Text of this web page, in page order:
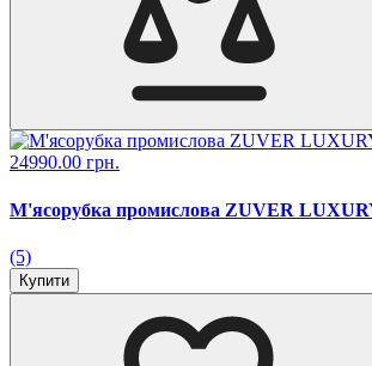
24990.00 грн.
М'ясорубка промислова ZUVER
(5)
Купити